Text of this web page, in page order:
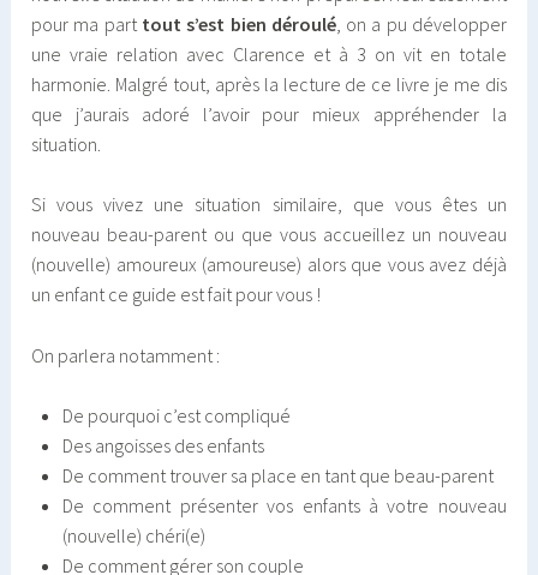
pour ma parttout s’est bien déroulé, on a pu développer
une vraie relation avec Clarence et à 3 on vit en totale
harmonie. Malgré tout, après la lecture de ce livre je me dis
que j’aurais adoré l’avoir pour mieux appréhender la
situation.
Si vous vivez une situation similaire, que vous êtes un
nouveau beau-parent ou que vous accueillez un nouveau
(nouvelle) amoureux (amoureuse) alors que vous avez déjà
un enfant ce guide est fait pour vous !
On parlera notamment :
De pourquoi c’est compliqué
Des angoisses des enfants
De comment trouver sa place en tant que beau-parent
De comment présenter vos enfants à votre nouveau
(nouvelle) chéri(e)
De comment gérer son couple